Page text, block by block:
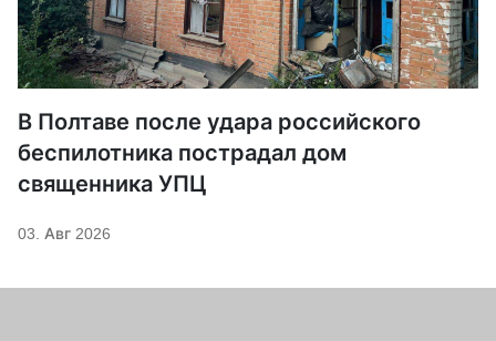
В Полтаве после удара российского
беспилотника пострадал дом
священника УПЦ
03. Авг 2026